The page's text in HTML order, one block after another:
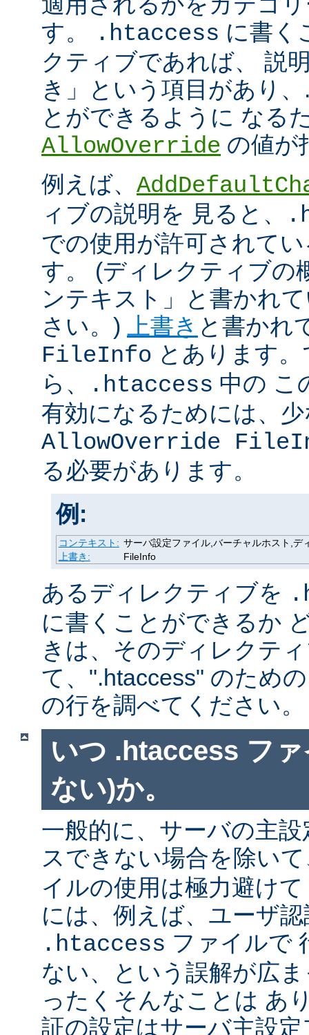
す。
.htaccess に書く
クティブであれば、 説
き」という項目があり
とができるように なる
AllowOverride の値が
例えば、
ィブの説明を 見ると、
での使用が許可されて
す。 (ディレクティブの
ンテキスト」と書かれ
さい。)
上書き と書かれ
FileInfo とあります
ら、
.htaccess 中の こ
有効になるためには、
AllowOverride
る必要があります。
例:
コンテキスト: サーバ設定ファイル,バーチャルホスト,デ
上書き:
FileInfo
あるディレクティブを
に書くことができるか
きは、そのディレクテ
て、".htaccess" のため
の行を調べてください。
いつ .htaccess フ
ない)か。
一般的に、サーバの主
スできない場合を除い
イルの使用は極力避け
には、例えば、ユーザ
.htaccess ファイルで
ない、という誤解が広
ったくそんなことは あ
証の設定はサーバ主設